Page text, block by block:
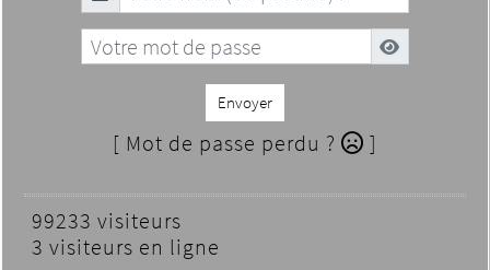
Envoyer
[ Mot de passe perdu ? ]
99233 visiteurs
3 visiteurs en ligne